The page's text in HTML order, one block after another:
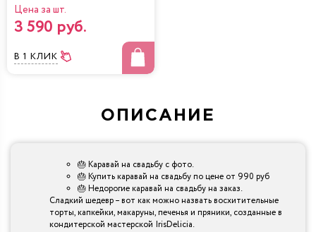
Цена за шт.
3 590 руб.
В 1 КЛИК
ОПИСАНИЕ
🎂 Каравай на свадьбу с фото.
🎂 Купить каравай на свадьбу по цене от 990 руб
🎂 Недорогие каравай на свадьбу на заказ.
Сладкий шедевр – вот как можно назвать восхитительные
торты, капкейки, макаруны, печенья и пряники, созданные в
кондитерской мастерской IrisDelicia.